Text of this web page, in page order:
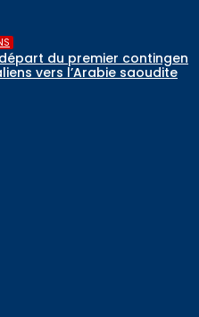
du premier contingent
vers l’Arabie saoudite